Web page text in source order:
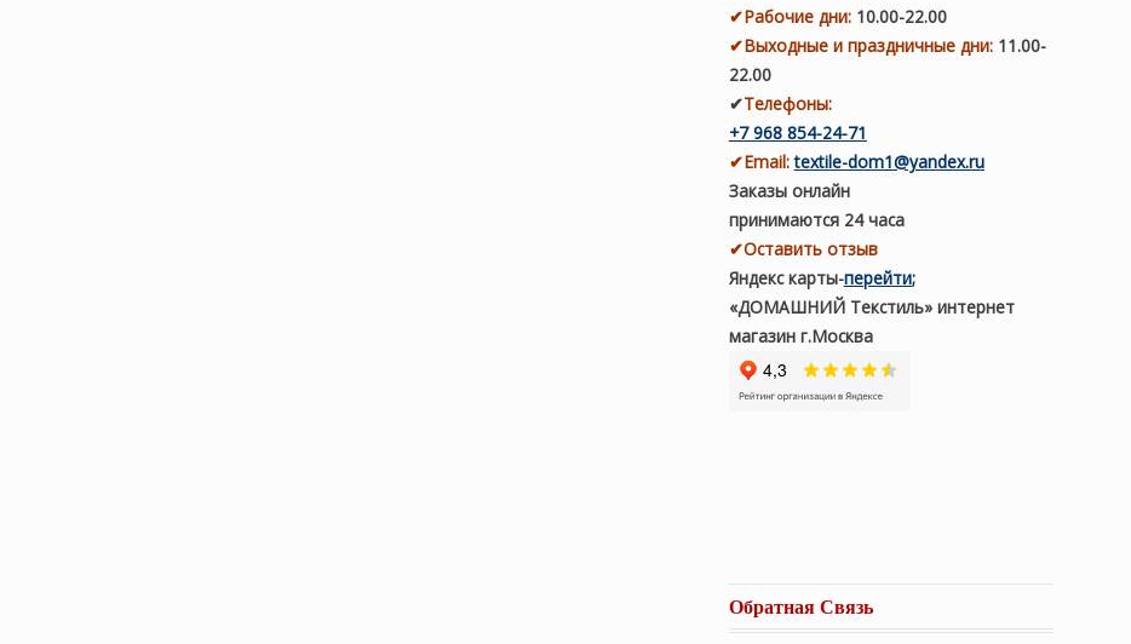
✔Рабочие дни: 10.00-22.00
✔Выходные и праздничные дни:11.00-
22.00
✔Телефоны:
+7 968 854-24-71
✔Email: textile-dom1@yandex.ru
Заказы онлайн
принимаются 24 часа
✔Оставить отзыв
Яндекс карты-перейти;
«ДОМАШНИЙ Текстиль» интернет
магазин г.Москва
Обратная Связь